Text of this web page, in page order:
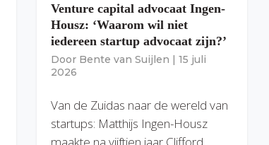
Venture capital advocaat Ingen-
Housz: ‘Waarom wil niet
iedereen startup advocaat zijn?’
Door Bente van Suijlen | 15 juli
2026
Van de Zuidas naar de wereld van
startups: Matthijs Ingen-Housz